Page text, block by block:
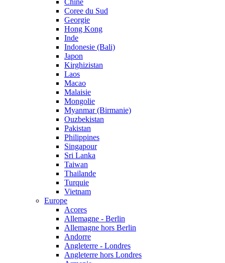
Chine
Coree du Sud
Georgie
Hong Kong
Inde
Indonesie (Bali)
Japon
Kirghizistan
Laos
Macao
Malaisie
Mongolie
Myanmar (Birmanie)
Ouzbekistan
Pakistan
Philippines
Singapour
Sri Lanka
Taiwan
Thailande
Turquie
Vietnam
Europe
Acores
Allemagne - Berlin
Allemagne hors Berlin
Andorre
Angleterre - Londres
Angleterre hors Londres